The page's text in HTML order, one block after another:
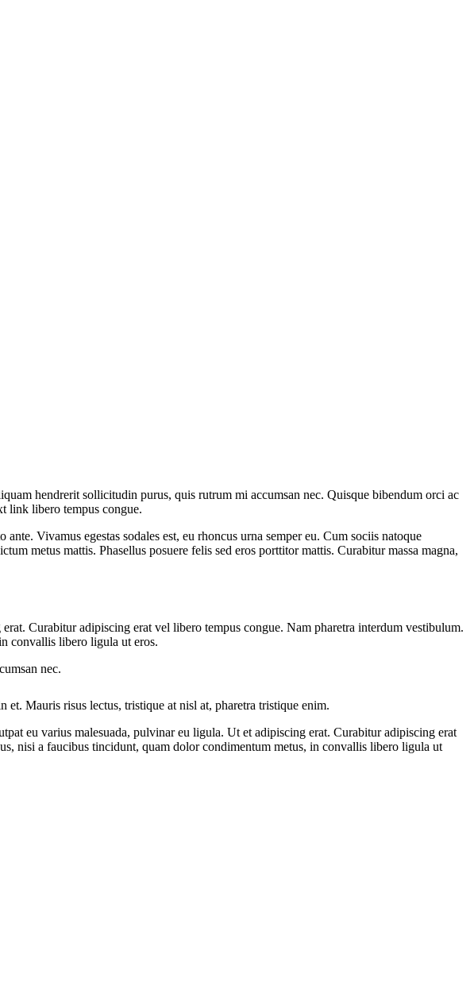
hendrerit sollicitudin purus, quis rutrum mi accumsan nec. Quisque bibendum orci ac
link libero tempus congue.
Vivamus egestas sodales est, eu rhoncus urna semper eu. Cum sociis natoque
metus mattis. Phasellus posuere felis sed eros porttitor mattis. Curabitur massa magna,
Curabitur adipiscing erat vel libero tempus congue. Nam pharetra interdum vestibulum.
convallis libero ligula ut eros.
nec.
Mauris risus lectus, tristique at nisl at, pharetra tristique enim.
eu varius malesuada, pulvinar eu ligula. Ut et adipiscing erat. Curabitur adipiscing erat
nisi a faucibus tincidunt, quam dolor condimentum metus, in convallis libero ligula ut